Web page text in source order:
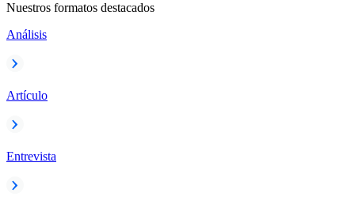
Nuestros formatos destacados
Análisis
Artículo
Entrevista